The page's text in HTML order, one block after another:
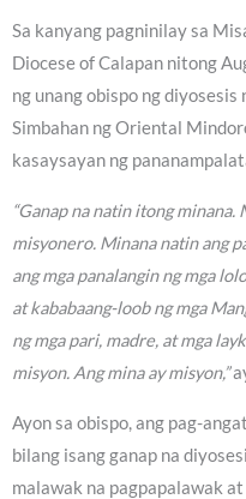
Sa kanyang pagninilay sa
Diocese of Calapan nitong
ng unang obispo ng
Simbahan ng Oriental
kasaysayan ng
“Ganap na natin itong
misyonero. Minana natin ang
ang mga panalangin ng mga
at kababaang-loob ng mga
ng mga pari, madre, at mga
misyon. Ang mina ay misyon,”
Ayon sa obispo, ang pag-
bilang isang ganap na
malawak na pagpapalawak